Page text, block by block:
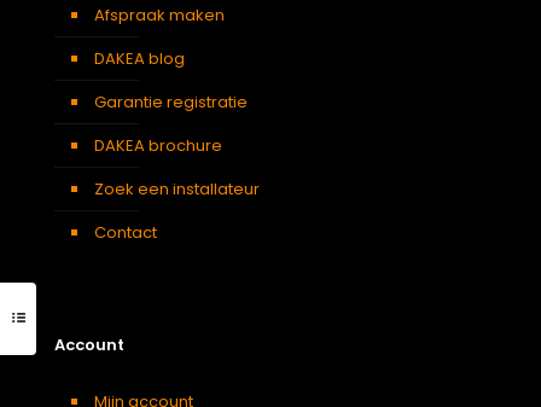
Afspraak maken
DAKEA blog
Garantie registratie
DAKEA brochure
Zoek een installateur
Contact
Account
Mijn account